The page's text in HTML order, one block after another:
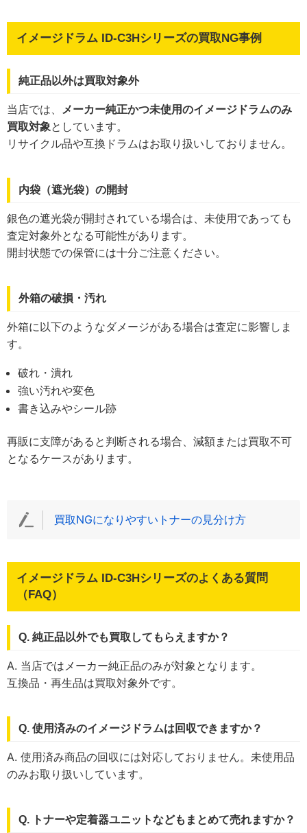
イメージドラム ID-C3Hシリーズの買取NG事例
純正品以外は買取対象外
当店では、 メーカー純正かつ未使用のイメージドラムのみ
買取対象としています。
リサイクル品や互換ドラムはお取り扱いしておりません。
内袋（遮光袋）の開封
銀色の遮光袋が開封されている場合は、未使用であっても
査定対象外となる可能性があります。
開封状態での保管には十分ご注意ください。
外箱の破損・汚れ
外箱に以下のようなダメージがある場合は査定に影響しま
す。
破れ・潰れ
強い汚れや変色
書き込みやシール跡
再販に支障があると判断される場合、減額または買取不可
となるケースがあります。
買取NGになりやすいトナーの見分け方
イメージドラム ID-C3Hシリーズのよくある質問
（FAQ）
Q. 純正品以外でも買取してもらえますか？
A. 当店ではメーカー純正品のみが対象となります。
互換品・再生品は買取対象外です。
Q. 使用済みのイメージドラムは回収できますか？
A. 使用済み商品の回収には対応しておりません。未使用品
のみお取り扱いしています。
Q. トナーや定着器ユニットなどもまとめて売れますか？